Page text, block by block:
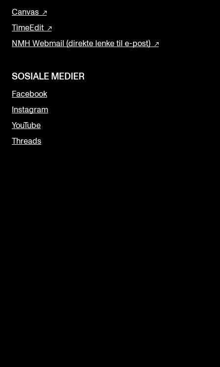
Canvas
TimeEdit
NMH Webmail (direkte lenke til e-post)
SOSIALE MEDIER
Facebook
Instagram
YouTube
Threads